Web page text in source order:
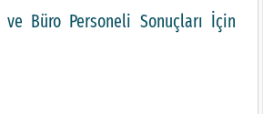
ve Büro Personeli Sonuçları İçin